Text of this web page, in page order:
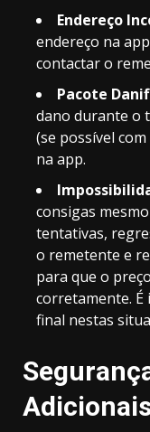
Endereço
endereço na
contactar o
Pacote
dano durante o
(se possível
na app.
consigas
tentativas,
o remetente e
para que o
corretamente.
final nestas